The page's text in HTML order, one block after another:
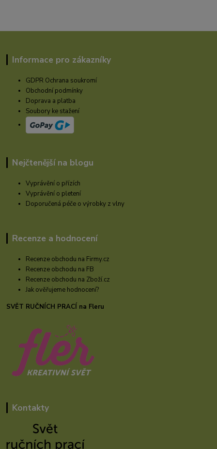
Informace pro zákazníky
GDPR Ochrana soukromí
Obchodní podmínky
Doprava a platba
Soubory ke stažení
Nejčtenější na blogu
Vyprávění o přízích
Vyprávění o pletení
Doporučená péče o výrobky z vlny
Recenze a hodnocení
Recenze obchodu na Firmy.cz
Recenze obchodu na FB
Recenze obchodu na Zboží.cz
Jak ověřujeme hodnocení?
SVĚT RUČNÍCH PRACÍ na Fleru
Kontakty